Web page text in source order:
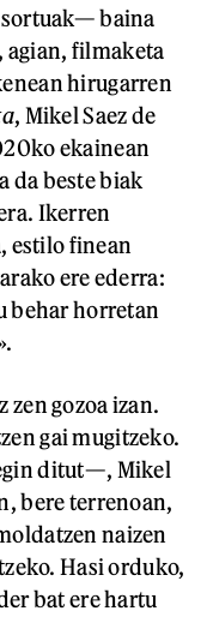
sortuak— baina
agian, filmaketa
hirugarren
, Mikel Saez de
ekainean
da beste biak
Ikerren
estilo finean
ere ederra:
behar horretan
gozoa izan.
gai mugitzeko.
ditut—, Mikel
bere terrenoan,
naizen
Hasi orduko,
bat ere hartu